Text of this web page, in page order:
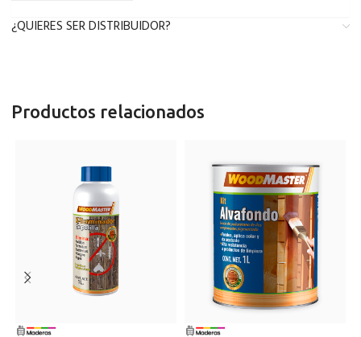
¿QUIERES SER DISTRIBUIDOR?
Productos relacionados